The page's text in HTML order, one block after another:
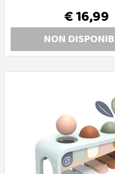
€ 16,99
NON DISP